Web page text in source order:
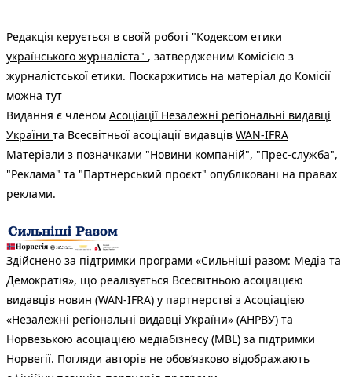
Редакція керується в своїй роботі "Кодексом етики
українського журналіста" , затвердженим Комісією з
журналістської етики. Поскаржитись на матеріал до Комісії
можна тут
Видання є членом Асоціації Незалежні регіональні видавці
України та Всесвітньої асоціації видавців WAN-IFRA
Матеріали з позначками "Новини компаній", "Прес-служба",
"Реклама" та "Партнерський проєкт" опубліковані на правах
реклами.
Здійснено за підтримки програми «Сильніші разом: Медіа та
Демократія», що реалізується Всесвітньою асоціацією
видавців новин (WAN-IFRA) у партнерстві з Асоціацією
«Незалежні регіональні видавці України» (АНРВУ) та
Норвезькою асоціацією медіабізнесу (MBL) за підтримки
Норвегії. Погляди авторів не обов’язково відображають